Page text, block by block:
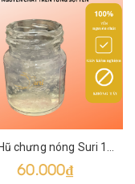
60.000₫